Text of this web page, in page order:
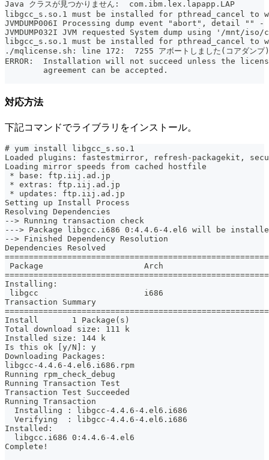
Java クラスが見つかりません:  com.ibm.lex.lapapp.LAP
libgcc_s.so.1 must be installed for pthread_cancel to
JVMDUMP006I Processing dump event "abort", detail ""
JVMDUMP032I JVM requested System dump using '/mnt/
libgcc_s.so.1 must be installed for pthread_cancel to
./mqlicense.sh: line 172:  7255 アボートしました(コアダン
ERROR:  Installation will not succeed unless the
        agreement can be accepted.
対応方法
下記コマンドでライブラリをインストール。
# yum install libgcc_s.so.1
Loaded plugins: fastestmirror, refresh-packagekit,
Loading mirror speeds from cached hostfile
* base: ftp.iij.ad.jp
* extras: ftp.iij.ad.jp
* updates: ftp.iij.ad.jp
Setting up Install Process
Resolving Dependencies
--> Running transaction check
---> Package libgcc.i686 0:4.4.6-4.el6 will be
--> Finished Dependency Resolution
Dependencies Resolved
Package                     Arch
Installing:
libgcc                      i686
Transaction Summary
Install       1 Package(s)
Total download size: 111 k
Installed size: 144 k
Is this ok [y/N]: y
Downloading Packages:
libgcc-4.4.6-4.el6.i686.rpm
Running rpm_check_debug
Running Transaction Test
Transaction Test Succeeded
Running Transaction
Installing : libgcc-4.4.6-4.el6.i686
Verifying  : libgcc-4.4.6-4.el6.i686
Installed:
  libgcc.i686 0:4.4.6-4.el6
Complete!